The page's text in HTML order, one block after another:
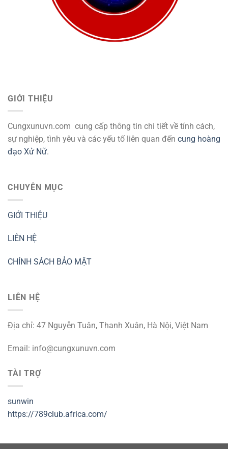
GIỚI THIỆU
Cungxunuvn.com cung cấp thông tin chi tiết về tính cách,
sự nghiệp, tình yêu và các yếu tố liên quan đến cung hoàng
đạo Xử Nữ.
CHUYÊN MỤC
GIỚI THIỆU
LIÊN HỆ
CHÍNH SÁCH BẢO MẬT
LIÊN HỆ
Địa chỉ: 47 Nguyễn Tuân, Thanh Xuân, Hà Nội, Việt Nam
Email: info@cungxunuvn.com
TÀI TRỢ
sunwin
https://789club.africa.com/